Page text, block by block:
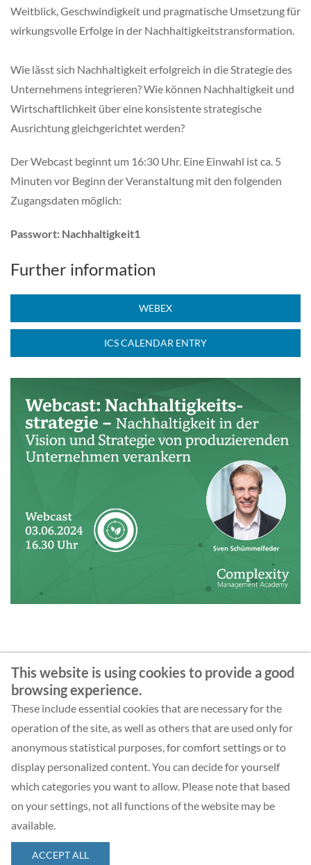
Weitblick, Geschwindigkeit und pragmatische Umsetzung für
wirkungsvolle Erfolge in der Nachhaltigkeitstransformation.
Wie lässt sich Nachhaltigkeit erfolgreich in die Strategie des
Unternehmens integrieren? Wie können Nachhaltigkeit und
Wirtschaftlichkeit über eine konsistente strategische
Ausrichtung gleichgerichtet werden?
Der Webcast beginnt um 16:30 Uhr. Eine Einwahl ist ca. 5
Minuten vor Beginn der Veranstaltung mit den folgenden
Zugangsdaten möglich:
Passwort: Nachhaltigkeit1
Further information
WEBEX
ICS CALENDAR ENTRY
Your contact
BACK
© 2026 Complexity Management Academy GmbH
This website is using cookies to provide a good
browsing experience.
These include essential cookies that are necessary for the
operation of the site, as well as others that are used only for
anonymous statistical purposes, for comfort settings or to
display personalized content. You can decide for yourself
which categories you want to allow. Please note that based
on your settings, not all functions of the website may be
available.
ACCEPT ALL